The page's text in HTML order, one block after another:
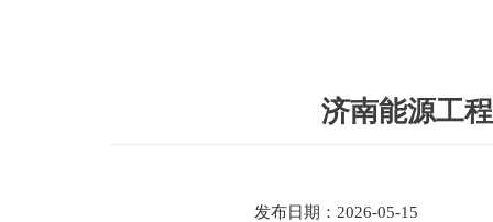
济南能源工
发布日期：2026-05-15